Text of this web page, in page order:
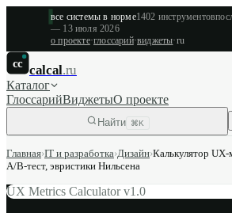
все системы в норме1402 инструментов
— 13 июля 2026
о проекте·глоссарий·виджеты·ru
cc calcal.ru
Каталог
ГлоссарийВиджетыО проекте
Найти ⌘K
Главная›IT и разработка›Дизайн›Калькулятор UX-
A/B-тест, эвристики Нильсена
UX Metrics Calculator v1.0